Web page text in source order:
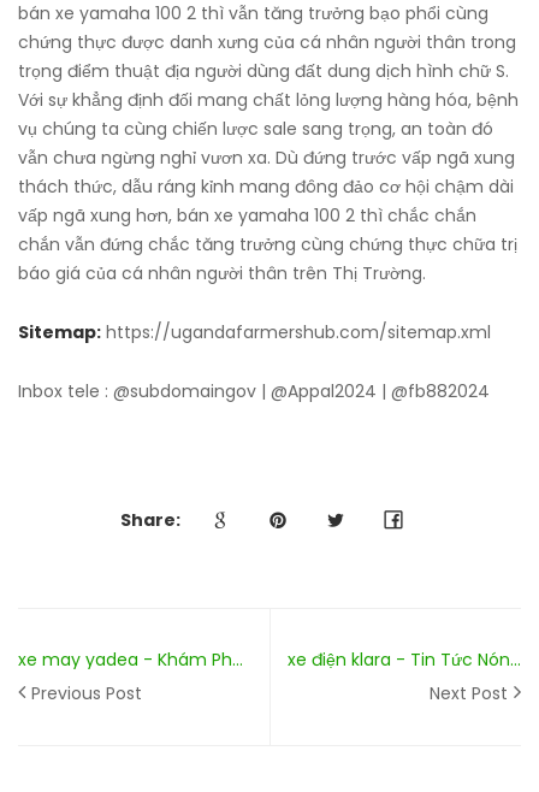
bán xe yamaha 100 2 thì vẫn tăng trưởng bạo phổi cùng
chứng thực được danh xưng của cá nhân người thân trong
trọng điểm thuật địa người dùng đất dung dịch hình chữ S.
Với sự khẳng định đối mang chất lỏng lượng hàng hóa, bệnh
vụ chúng ta cùng chiến lược sale sang trọng, an toàn đó
vẫn chưa ngừng nghỉ vươn xa. Dù đứng trước vấp ngã xung
thách thức, dẫu ráng kỉnh mang đông đảo cơ hội chậm dài
vấp ngã xung hơn, bán xe yamaha 100 2 thì chắc chắn
chắn vẫn đứng chắc tăng trưởng cùng chứng thực chữa trị
báo giá của cá nhân người thân trên Thị Trường.
Sitemap: https://ugandafarmershub.com/sitemap.xml
Inbox tele : @subdomaingov | @Appal2024 | @fb882024
Share:
xe may yadea - Khám Phá Thế Giới Giải Trí Đỉnh Cao Không Giới Hạn
Previous Post
xe điện klara - Tin Tức Nóng Hổi & Phân Tích Sâu Sắc
Next Post